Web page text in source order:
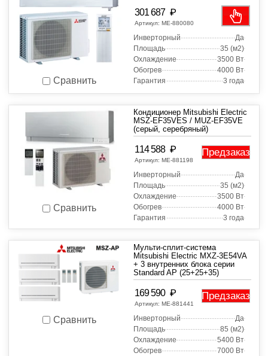
Сравнить
301 687 ₽
Артикул: МЕ-880080
Инверторный
Да
Площадь
35 (м2)
Охлаждение
3500 Вт
Обогрев
4000 Вт
Гарантия
3 года
Сравнить
Кондиционер Mitsubishi Electric
MSZ-EF35VES / MUZ-EF35VE
(серый, серебряный)
114 588 ₽
Артикул: МЕ-881198
Предзаказ
Инверторный
Да
Площадь
35 (м2)
Охлаждение
3500 Вт
Обогрев
4000 Вт
Гарантия
3 года
Сравнить
Мульти-сплит-система
Mitsubishi Electric MXZ-3E54VA
+ 3 внутренних блока серии
Standard AP (25+25+35)
169 590 ₽
Артикул: МЕ-881441
Предзаказ
Инверторный
Да
Площадь
85 (м2)
Охлаждение
5400 Вт
Обогрев
7000 Вт